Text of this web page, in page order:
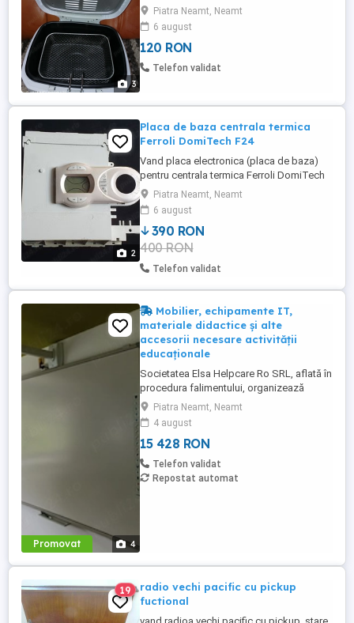
3
Piatra Neamt, Neamt
6 august
120 RON
Telefon validat
2
Placa de baza centrala termica
Ferroli DomiTech F24
Vand placa electronica (placa de baza)
pentru centrala termica Ferroli DomiTech
F24. Este in stare functionala. Este luata
de pe centrala pe care am inlocuit-o cu
una noua. Se vinde asa cum se vede,
impreuna cu carcasa de plastic si display.
Piatra Neamt, Neamt
6 august
390 RON
400 RON
Telefon validat
Promovat 4
Mobilier, echipamente IT,
materiale didactice și alte
accesorii necesare activității
educaționale
Societatea Elsa Helpcare Ro SRL, aflată în
procedura falimentului, organizează
licitație publică cu strigare pentru
valorificarea bunurilor mobile specifice
activității de tip after school, la un preț
redus cu 45% față de valoarea de
evaluare. Bunurile supuse licitației includ:
mobilier (mese, scaune, ...
Piatra Neamt, Neamt
4 august
15 428 RON
Telefon validat
Repostat automat
19
radio vechi pacific cu pickup
fuctional